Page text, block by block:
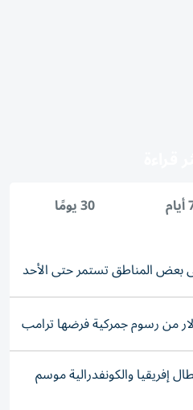
30 يومًا
بعض المناطق تستمر حتى الأحد
إفريقيا والكونفدرالية موسم